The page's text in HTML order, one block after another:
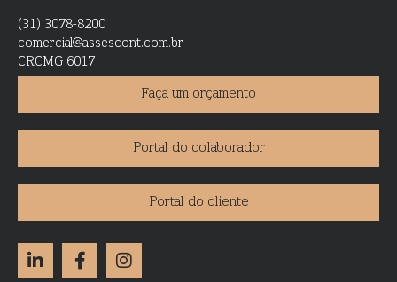
(31) 3078-8200
comercial@assescont.com.br
CRCMG 6017
Faça um orçamento
Portal do colaborador
Portal do cliente